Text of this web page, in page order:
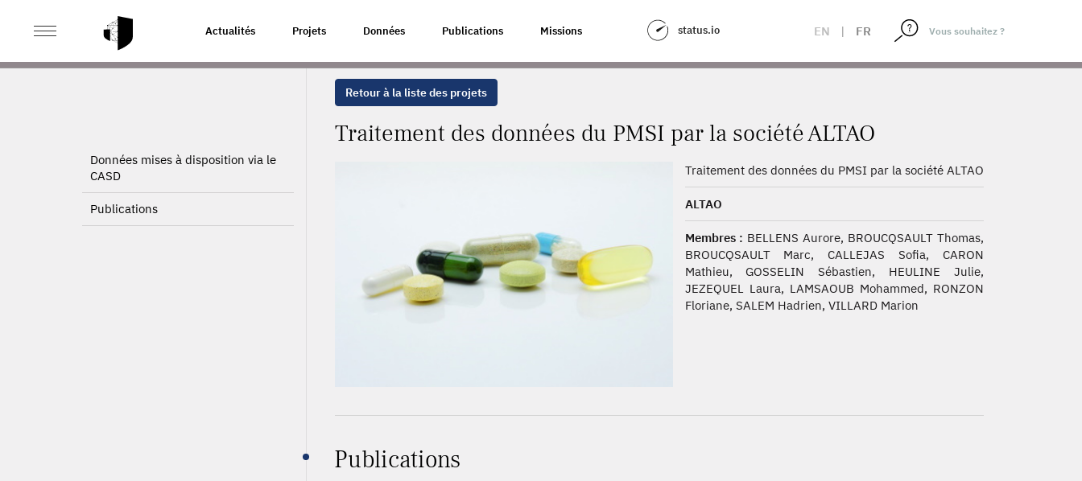
Actualités Projets Données Publications Missions status.io EN | FR
ACCUEIL TRAITEMENT DES DONNÉES DU PMSI PAR LA SOCIÉTÉ ALTAO
Données mises à disposition via le
CASD
Publications
Retour à la liste des projets
Traitement des données du PMSI par la société ALTAO
Traitement des données du PMSI par la société ALTAO
ALTAO
Membres : BELLENS Aurore, BROUCQSAULT Thomas,
BROUCQSAULT Marc, CALLEJAS Sofia, CARON
Mathieu, GOSSELIN Sébastien, HEULINE Julie,
JEZEQUEL Laura, LAMSAOUB Mohammed, RONZON
Floriane, SALEM Hadrien, VILLARD Marion
Publications